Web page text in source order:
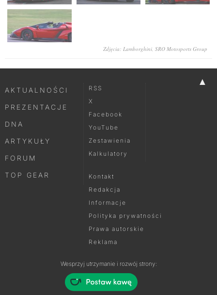
Zdjęcia: Lamborghini, SRO Motosports Group
▲
AKTUALNOŚCI
PREZENTACJE
DNA
ARTYKUŁY
FORUM
TOP GEAR
RSS
X
Facebook
YouTube
Zestawienia
Kalkulatory
Kontakt
Redakcja
Informacje
Polityka prywatności
Prawa autorskie
Reklama
Wesprzyj utrzymanie i rozwój strony: